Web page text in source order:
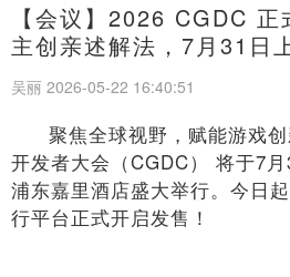
【会议】2026 CGDC
主创亲述解法，7月31日
吴丽 2026-05-22 16:40:51
聚焦全球视野，赋能游戏
开发者大会（CGDC） 将于7
浦东嘉里酒店盛大举行。今日
行平台正式开启发售！